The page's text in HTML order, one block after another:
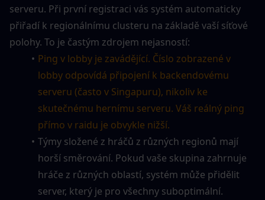
serveru. Při první registraci vás systém automaticky
přiřadí k regionálnímu clusteru na základě vaší síťové
polohy. To je častým zdrojem nejasností:
Ping v lobby je zavádějící. Číslo zobrazené v
lobby odpovídá připojení k backendovému
serveru (často v Singapuru), nikoliv ke
skutečnému hernímu serveru. Váš reálný ping
přímo v raidu je obvykle nižší.
Týmy složené z hráčů z různých regionů mají
horší směrování. Pokud vaše skupina zahrnuje
hráče z různých oblastí, systém může přidělit
server, který je pro všechny suboptimální.